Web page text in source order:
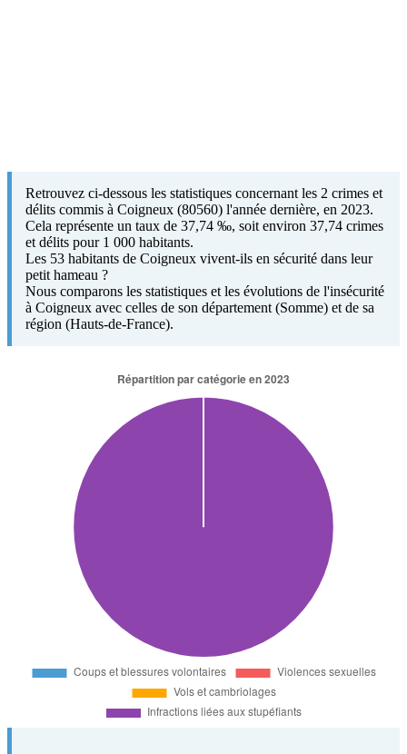
Retrouvez ci-dessous les statistiques concernant les 2 crimes et
délits commis à Coigneux (80560) l'année dernière, en 2023.
Cela représente un taux de 37,74 ‰, soit environ 37,74 crimes
et délits pour 1 000 habitants.
Les 53 habitants de Coigneux vivent-ils en sécurité dans leur
petit hameau ?
Nous comparons les statistiques et les évolutions de l'insécurité
à Coigneux avec celles de son département (Somme) et de sa
région (Hauts-de-France).